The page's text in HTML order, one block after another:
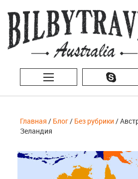
Главная / Блог/ Без рубрики /
Зеландия